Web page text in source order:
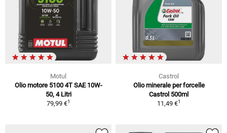
Motul
Olio motore 5100 4T SAE 10W-
50, 4 Litri
79,99 €1
Castrol
Olio minerale per forcelle
Castrol 500ml
11,49 €1